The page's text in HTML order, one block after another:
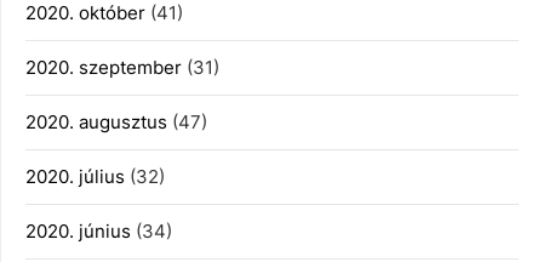
2020. október (41)
2020. szeptember (31)
2020. augusztus (47)
2020. július (32)
2020. június (34)